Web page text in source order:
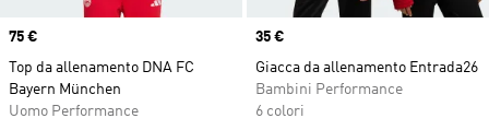
Price
75 €
Top da allenamento DNA FC
Bayern München
Uomo Performance
Price
35 €
Giacca da allenamento Entrada26
Bambini Performance
6 colori